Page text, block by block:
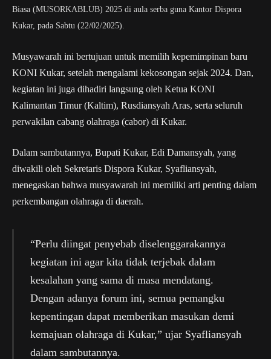
Biasa (MUSORKABLUB) 2025 di aula serba guna Kantor Dispora
Kukar, pada Sabtu (22/02/2025).
Musyawarah ini bertujuan untuk memilih kepemimpinan baru
KONI Kukar, setelah mengalami kekosongan sejak 2024. Dan,
kegiatan ini juga dihadiri langsung oleh Ketua KONI
Kalimantan Timur (Kaltim), Rusdiansyah Aras, serta seluruh
perwakilan cabang olahraga (cabor) di Kukar.
Dalam sambutannya, Bupati Kukar, Edi Damansyah, yang
diwakili oleh Sekretaris Dispora Kukar, Syafliansyah,
menegaskan bahwa musyawarah ini memiliki arti penting dalam
perkembangan olahraga di daerah.
“Perlu diingat penyebab diselenggarakannya
kegiatan ini agar kita tidak terjebak dalam
kesalahan yang sama di masa mendatang.
Dengan adanya forum ini, semua pemangku
kepentingan dapat memberikan masukan demi
kemajuan olahraga di Kukar,” ujar Syafliansyah
dalam sambutannya.